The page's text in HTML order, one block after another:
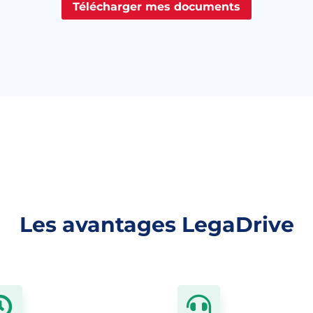
Télécharger mes documents
Les avantages LegaDrive
